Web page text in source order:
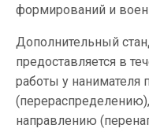
формирований и
Дополнительный
предоставляется в
работы у нанимателя
направлению